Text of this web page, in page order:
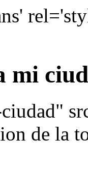
mi
de la